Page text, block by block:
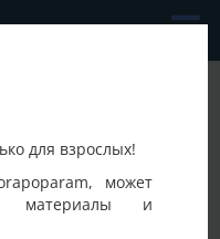
для взрослых!
может
материалы и